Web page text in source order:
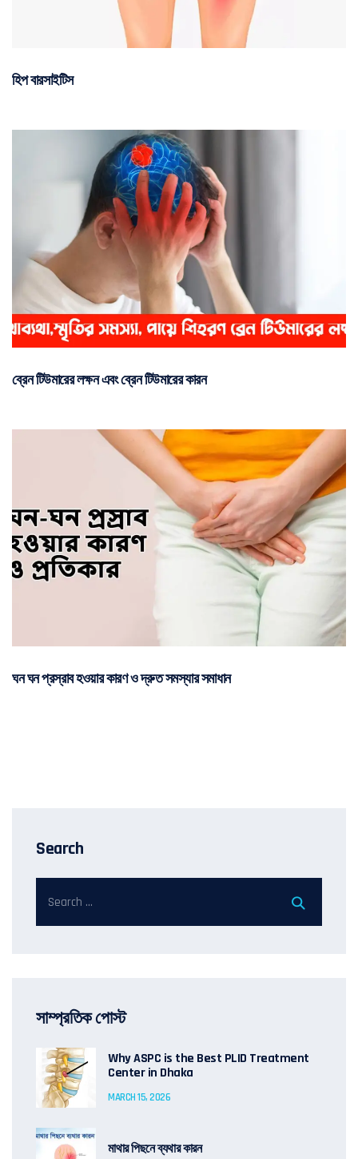
হিপ বারসাইটিস
ব্রেন টিউমারের লক্ষন এবং ব্রেন টিউমারের কারন
ঘন ঘন প্রস্রাব হওয়ার কারণ ও দ্রুত সমস্যার সমাধান
Search
সাম্প্রতিক পোস্ট
Why ASPC is the Best PLID Treatment
Center in Dhaka
MARCH 15, 2026
মাথার পিছনে ব্যথার কারন